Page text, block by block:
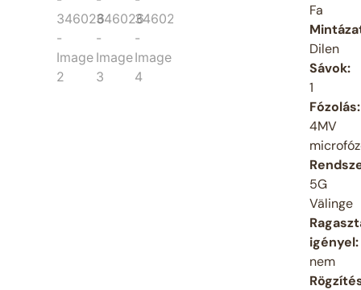
Fa
Dilen
Sávok:
1
Fózolás:
4MV
5G
Välinge
igényel:
nem